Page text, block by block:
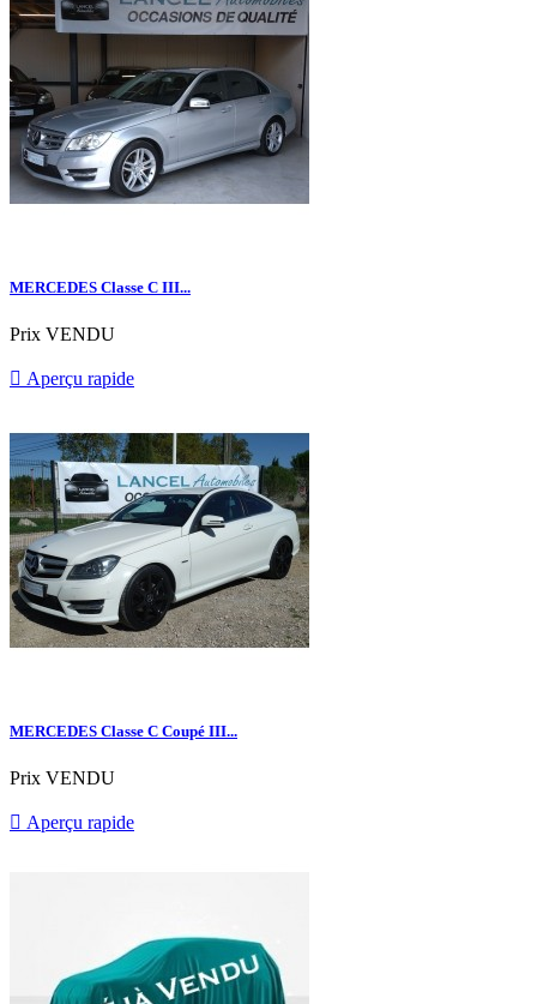
MERCEDES Classe C III...
Prix VENDU
 Aperçu rapide
MERCEDES Classe C Coupé III...
Prix VENDU
 Aperçu rapide